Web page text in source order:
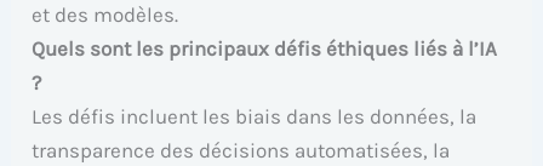
et des modèles.
Quels sont les principaux défis éthiques liés à l’IA
?
Les défis incluent les biais dans les données, la
transparence des décisions automatisées, la